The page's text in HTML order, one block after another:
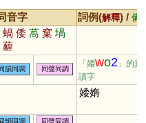
音字 詞例(解釋) / 備
蝸 倭 萵 窠 堝
薶
同韻同調 同聲同調
「婑wo2 」的異
讀字
婑媠